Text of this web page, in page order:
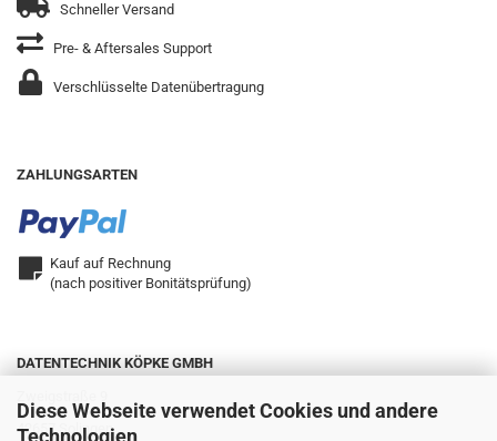
Diese Webseite verwendet Cookies und andere
Technologien
Schneller Versand
Pre- & Aftersales Support
Verschlüsselte Datenübertragung
ZAHLUNGSARTEN
Kauf auf Rechnung
(nach positiver Bonitätsprüfung)
DATENTECHNIK KÖPKE GMBH
42657 Solingen